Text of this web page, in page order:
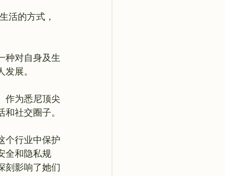
活的方式，
种对自身及生
展。
作为悉尼顶尖
社交圈子。
个行业中保护
全和隐私规
刻影响了她们